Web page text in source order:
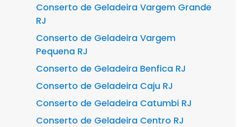
Conserto de Geladeira Vargem Grande
RJ
Conserto de Geladeira Vargem
Pequena RJ
Conserto de Geladeira Benfica RJ
Conserto de Geladeira Caju RJ
Conserto de Geladeira Catumbi RJ
Conserto de Geladeira Centro RJ